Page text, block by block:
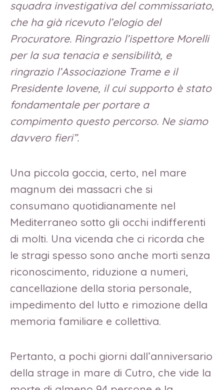
squadra investigativa del commissariato,
che ha già ricevuto l’elogio del
Procuratore. Ringrazio l’ispettore Morelli
per la sua tenacia e sensibilità, e
ringrazio l’Associazione Trame e il
Presidente Iovene, il cui supporto è stato
fondamentale per portare a
compimento questo percorso. Ne siamo
davvero fieri”.
Una piccola goccia, certo, nel mare
magnum dei massacri che si
consumano quotidianamente nel
Mediterraneo sotto gli occhi indifferenti
di molti. Una vicenda che ci ricorda che
le stragi spesso sono anche morti senza
riconoscimento, riduzione a numeri,
cancellazione della storia personale,
impedimento del lutto e rimozione della
memoria familiare e collettiva.
Pertanto, a pochi giorni dall’anniversario
della strage in mare di Cutro, che vide la